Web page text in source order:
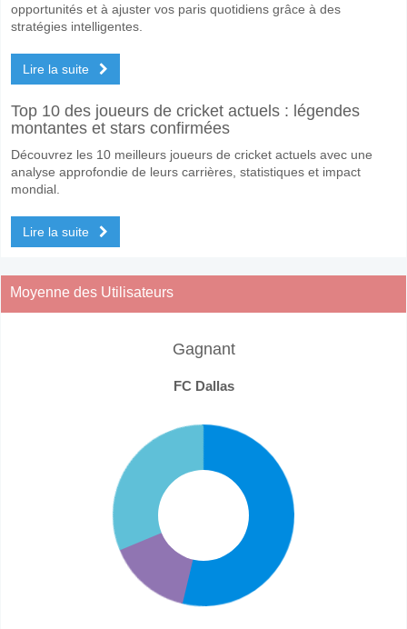
opportunités et à ajuster vos paris quotidiens grâce à des
stratégies intelligentes.
Lire la suite
Top 10 des joueurs de cricket actuels : légendes
montantes et stars confirmées
Découvrez les 10 meilleurs joueurs de cricket actuels avec une
analyse approfondie de leurs carrières, statistiques et impact
mondial.
Lire la suite
Moyenne des Utilisateurs
Gagnant
FC Dallas